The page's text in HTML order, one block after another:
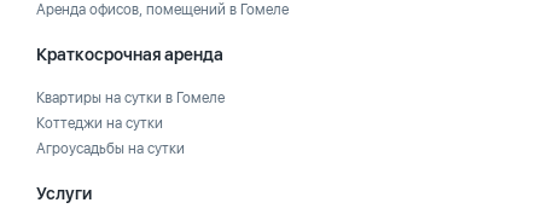
Аренда офисов, помещений в Гомеле
Краткосрочная аренда
Квартиры на сутки в Гомеле
Коттеджи на сутки
Агроусадьбы на сутки
Услуги